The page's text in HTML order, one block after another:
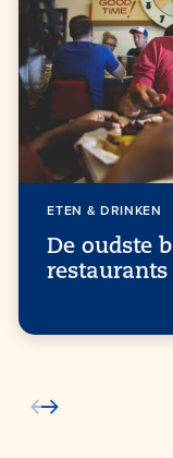
ETEN & DRINKEN
De oudste
restaurants